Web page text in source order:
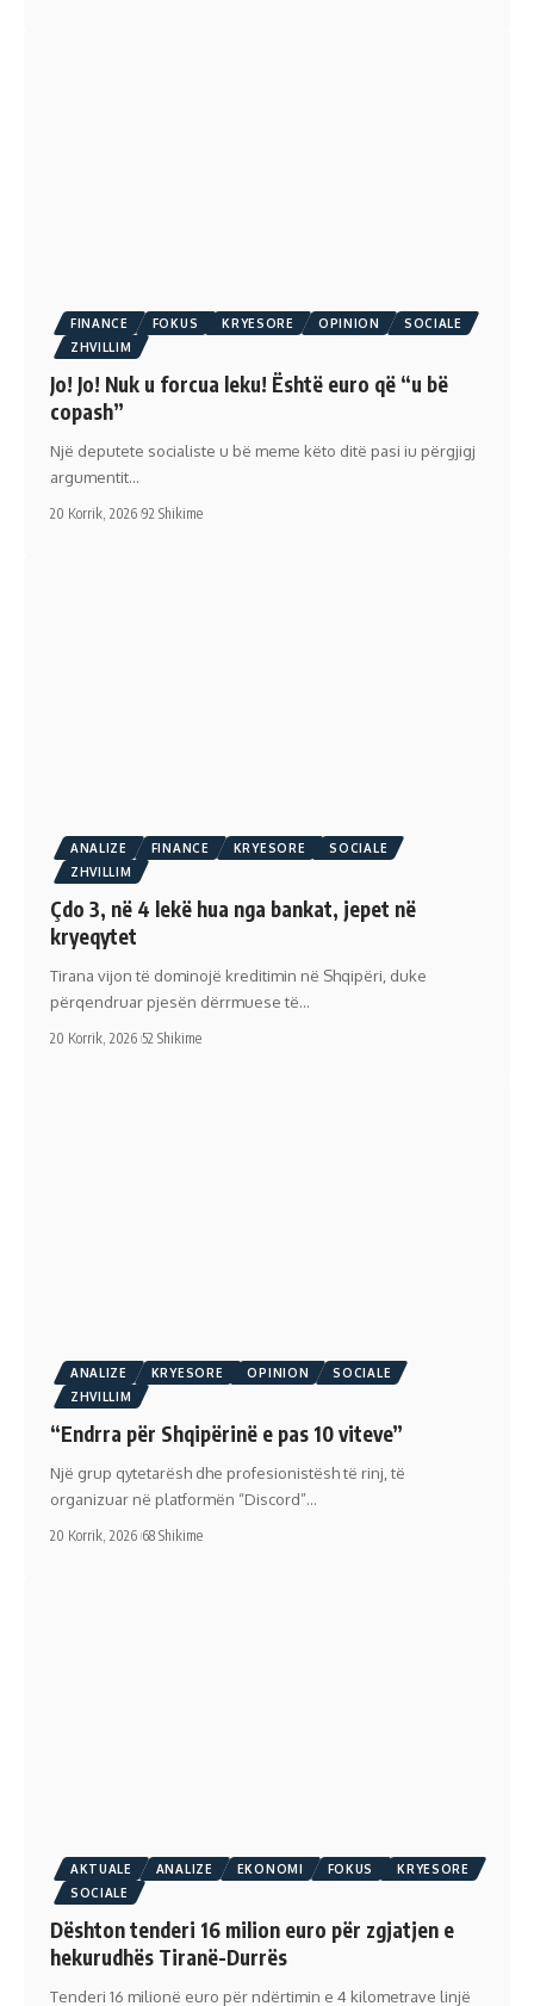
FINANCE FOKUS KRYESORE OPINION
SOCIALE
ZHVILLIM
Jo! Jo! Nuk u forcua leku! Është euro që “u bë
copash”
Një deputete socialiste u bë meme këto ditë pasi iu përgjigj
argumentit…
20 Korrik, 2026 92 Shikime
ANALIZE FINANCE KRYESORE
SOCIALE
ZHVILLIM
Çdo 3, në 4 lekë hua nga bankat, jepet në
kryeqytet
Tirana vijon të dominojë kreditimin në Shqipëri, duke
përqendruar pjesën dërrmuese të…
20 Korrik, 2026 52 Shikime
ANALIZE KRYESORE OPINION
SOCIALE
ZHVILLIM
“Endrra për Shqipërinë e pas 10 viteve”
Një grup qytetarësh dhe profesionistësh të rinj, të
organizuar në platformën “Discord”…
20 Korrik, 2026 68 Shikime
AKTUALE ANALIZE EKONOMI FOKUS
KRYESORE
SOCIALE
Dështon tenderi 16 milion euro për zgjatjen e
hekurudhës Tiranë-Durrës
Tenderi 16 milionë euro për ndërtimin e 4 kilometrave linjë